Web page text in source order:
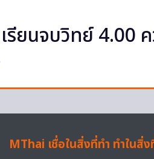
ยนจบวิทย์ 4.00 ค
MThai เชื่อในสิ่งที่ทำ ทำในสิ่ง